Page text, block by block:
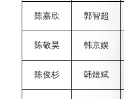
陈嘉欣 郭智超
陈敬昊 韩京娱
陈俊杉 韩煜斌